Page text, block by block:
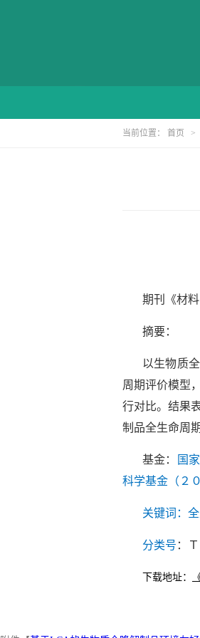
当前位置： 首页 >
期刊《材料
摘要：
以生物质
周期评价模型
行对比。结果
制品全生命周
基金：
国
科学基金（２
关键词：
分类号 ：
下载地址：